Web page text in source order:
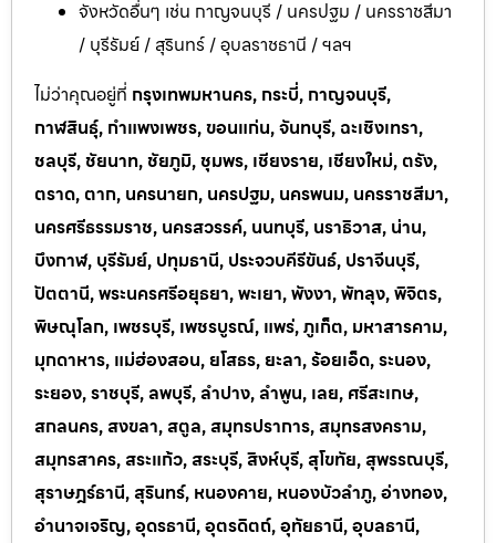
จังหวัดอื่นๆ เช่น กาญจนบุรี / นครปฐม / นครราชสีมา
/ บุรีรัมย์ / สุรินทร์ / อุบลราชธานี / ฯลฯ
ไม่ว่าคุณอยู่ที่ กรุงเทพมหานคร, กระบี่, กาญจนบุรี,
กาฬสินธุ์, กำแพงเพชร, ขอนแก่น, จันทบุรี, ฉะเชิงเทรา,
ชลบุรี, ชัยนาท, ชัยภูมิ, ชุมพร, เชียงราย, เชียงใหม่, ตรัง,
ตราด, ตาก, นครนายก, นครปฐม, นครพนม, นครราชสีมา,
นครศรีธรรมราช, นครสวรรค์, นนทบุรี, นราธิวาส, น่าน,
บึงกาฬ, บุรีรัมย์, ปทุมธานี, ประจวบคีรีขันธ์, ปราจีนบุรี,
ปัตตานี, พระนครศรีอยุธยา, พะเยา, พังงา, พัทลุง, พิจิตร,
พิษณุโลก, เพชรบุรี, เพชรบูรณ์, แพร่, ภูเก็ต, มหาสารคาม,
มุกดาหาร, แม่ฮ่องสอน, ยโสธร, ยะลา, ร้อยเอ็ด, ระนอง,
ระยอง, ราชบุรี, ลพบุรี, ลำปาง, ลำพูน, เลย, ศรีสะเกษ,
สกลนคร, สงขลา, สตูล, สมุทรปราการ, สมุทรสงคราม,
สมุทรสาคร, สระแก้ว, สระบุรี, สิงห์บุรี, สุโขทัย, สุพรรณบุรี,
สุราษฎร์ธานี, สุรินทร์, หนองคาย, หนองบัวลำภู, อ่างทอง,
อำนาจเจริญ, อุดรธานี, อุตรดิตถ์, อุทัยธานี, อุบลธานี,